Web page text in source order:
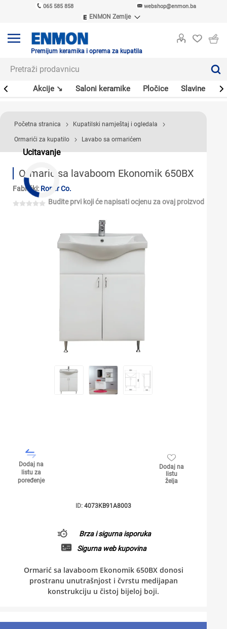
065 585 858 webshop@enmon.ba
ENMON Zemlje
ENMON MKD
Premijum keramika i oprema za kupatila
Akcije ↘ Saloni keramike Pločice Slavine
Ucitavanje
Početna stranica Kupatilski namještaj i ogledala
Ormarići za kupatilo Lavabo sa ormarićem
Ormarić sa lavaboom Ekonomik 650BX
Fabrički: Roper Co.
Budite prvi koji će napisati ocjenu za ovaj proizvod
Dodaj na
listu za
poređenje
Dodaj na
listu
želja
ID: 4073KB91A8003
Brza i sigurna isporuka
Sigurna web kupovina
Ormarić sa lavaboom Ekonomik 650BX donosi
prostranu unutrašnjost i čvrstu medijapan
konstrukciju u čistoj bijeloj boji.